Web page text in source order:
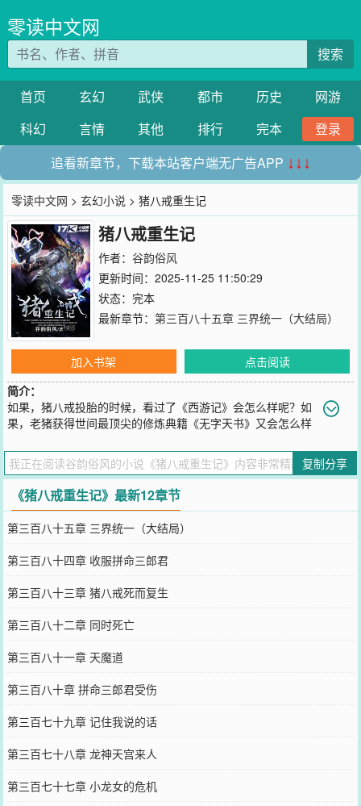
零读中文网
搜索
首页 玄幻 武侠 都市 历史
网游
科幻
言情 其他 排行 完本
登录
追看新章节，下载本站客户端无广告APP ↓↓↓
零读中文网 >玄幻小说 > 猪八戒重生记
猪八戒重生记
作者： 谷韵俗风
更新时间：2025-11-25 11:50:29
状态：完本
最新章节： 第三百八十五章 三界统一（大结局）
加入书架
点击阅读
简介：
如果，猪八戒投胎的时候，看过了《西游记》会怎么样呢？如
果，老猪获得世间最顶尖的修炼典籍《无字天书》又会怎么样
箭双雕呀！嫦娥美眉？洗白白等着俺老猪哟！高小姐，为你我抢夺如
来的宝贝！弱水妹妹，嫁给我吧！孙猴子，你不就是有根可大可小的
棍子，老猪却有昊天锤，神兵利器，两万三百斤，我宣布以后你是我
的小弟了！以后西游的主角是我，一边泡妞，
您要是觉得《
猪八戒重生记 》还不错的话请不要忘记向您QQ群和微博
微信里的朋友推荐哦！
复制分享
《猪八戒重生记》最新12章节
第三百八十五章 三界统一（大结局）
第三百八十四章 收服拼命三郎君
第三百八十三章 猪八戒死而复生
第三百八十二章 同时死亡
第三百八十一章 天魔道
第三百八十章 拼命三郎君受伤
第三百七十九章 记住我说的话
第三百七十八章 龙神天宫来人
第三百七十七章 小龙女的危机